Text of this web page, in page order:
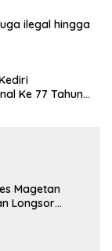
ilegal hingga
Magetan
Longsor